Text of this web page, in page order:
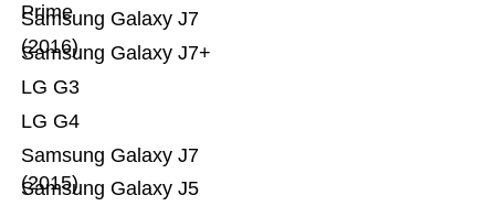
Samsung Galaxy J5
Samsung Galaxy J7
(2015)
LG G4
LG G3
Samsung Galaxy J7+
Samsung Galaxy J7
(2016)
Prime